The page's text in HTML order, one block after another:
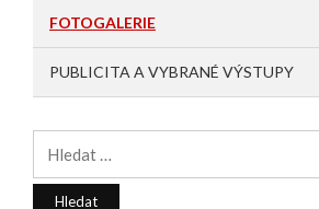
FOTOGALERIE
PUBLICITA A VYBRANÉ VÝSTUPY